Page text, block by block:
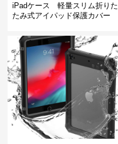
iPadケース 軽量スリム折りた
たみ式アイパッド保護カバー